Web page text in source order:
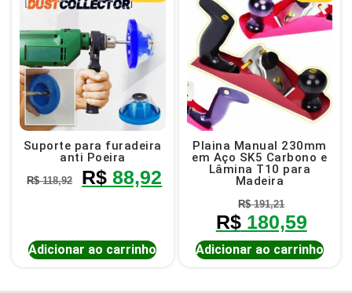
Suporte para furadeira
anti Poeira
R$118,92 R$ 88,92
Adicionar ao carrinho
Plaina Manual 230mm
em Aço SK5 Carbono e
Lâmina T10 para
Madeira
R$191,21
R$180,59
Adicionar ao carrinho